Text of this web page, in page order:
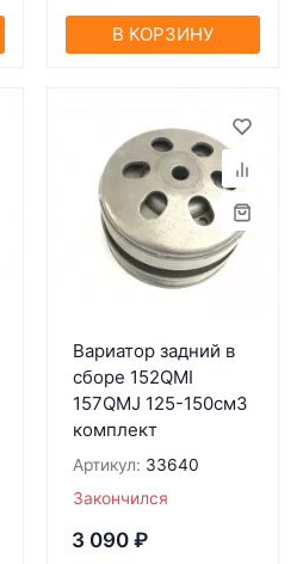
В КОРЗИНУ
Вариатор задний в
сборе 152QMI
157QMJ 125-150см3
комплект
Артикул: 33640
Закончился
3 090 ₽